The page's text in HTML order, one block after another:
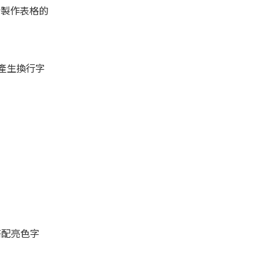
作表格的
生換行字
亮色字